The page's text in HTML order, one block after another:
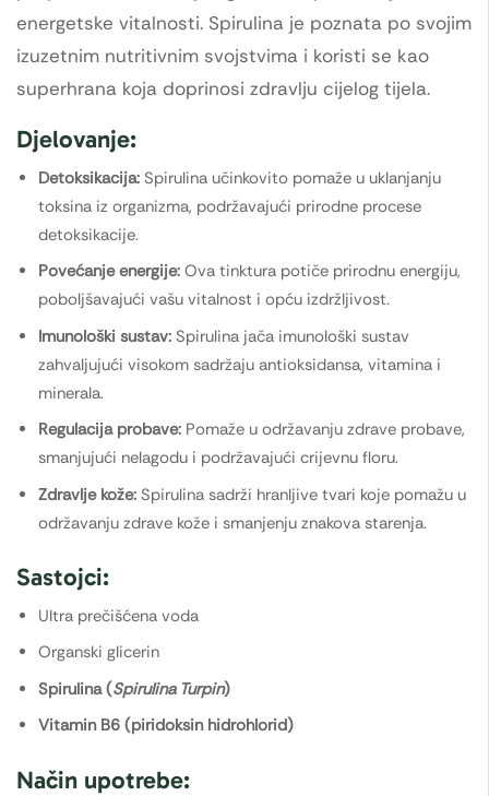
energetske vitalnosti. Spirulina je poznata po svojim
izuzetnim nutritivnim svojstvima i koristi se kao
superhrana koja doprinosi zdravlju cijelog tijela.
Djelovanje:
Detoksikacija: Spirulina učinkovito pomaže u uklanjanju
toksina iz organizma, podržavajući prirodne procese
detoksikacije.
Povećanje energije: Ova tinktura potiče prirodnu energiju,
poboljšavajući vašu vitalnost i opću izdržljivost.
Imunološki sustav: Spirulina jača imunološki sustav
zahvaljujući visokom sadržaju antioksidansa, vitamina i
minerala.
Regulacija probave: Pomaže u održavanju zdrave probave,
smanjujući nelagodu i podržavajući crijevnu floru.
Zdravlje kože: Spirulina sadrži hranljive tvari koje pomažu u
održavanju zdrave kože i smanjenju znakova starenja.
Sastojci:
Ultra prečišćena voda
Organski glicerin
Spirulina (Spirulina Turpin)
Vitamin B6 (piridoksin hidrohlorid)
Način upotrebe: